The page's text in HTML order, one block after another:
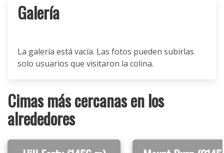
Galería
La galería está vacía. Las fotos pueden subirlas
solo usuarios que visitaron la colina.
Cimas más cercanas en los
alrededores